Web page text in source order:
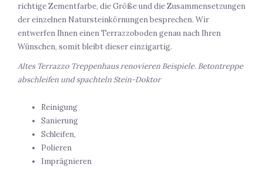
richtige Zementfarbe, die Größe und die Zusammensetzungen
der einzelnen Natursteinkörnungen besprechen. Wir
entwerfen Ihnen einen Terrazzoboden genau nach Ihren
Wünschen, somit bleibt dieser einzigartig.
Altes Terrazzo Treppenhaus renovieren Beispiele. Betontreppe
abschleifen und spachteln Stein-Doktor
Reinigung
Sanierung
Schleifen,
Polieren
Imprägnieren